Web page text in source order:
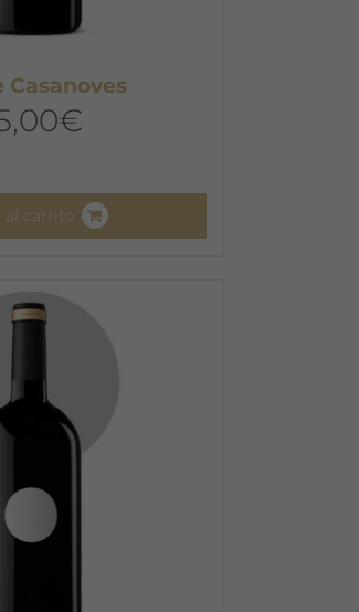
Casanoves
€
al carrito